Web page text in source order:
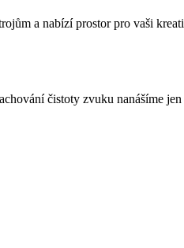
a nabízí prostor pro vaši
čistoty zvuku nanášíme